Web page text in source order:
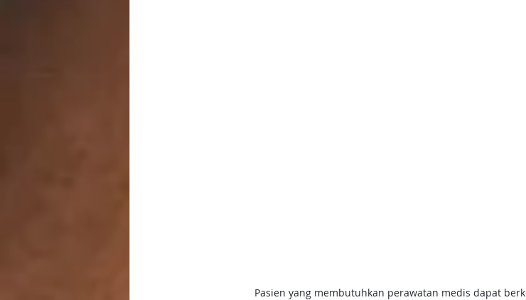
Pasien yang membutuhkan perawatan medis dapat